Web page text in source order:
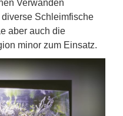
Verwanden
Schleimfische
aber auch die
minor zum Einsatz.